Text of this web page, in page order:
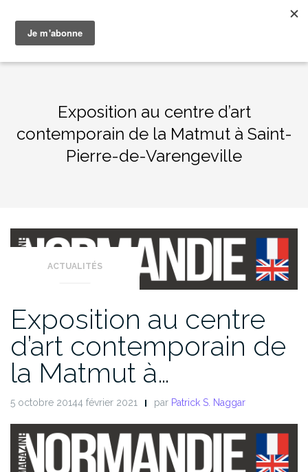
Patrick S. Naggar
Exposition au centre d’art
contemporain de la Matmut à Saint-
Pierre-de-Varengeville
ACTUALITÉS
Exposition au centre
d’art contemporain de
la Matmut à…
5 octobre 20144 février 2021 par Patrick S. Naggar